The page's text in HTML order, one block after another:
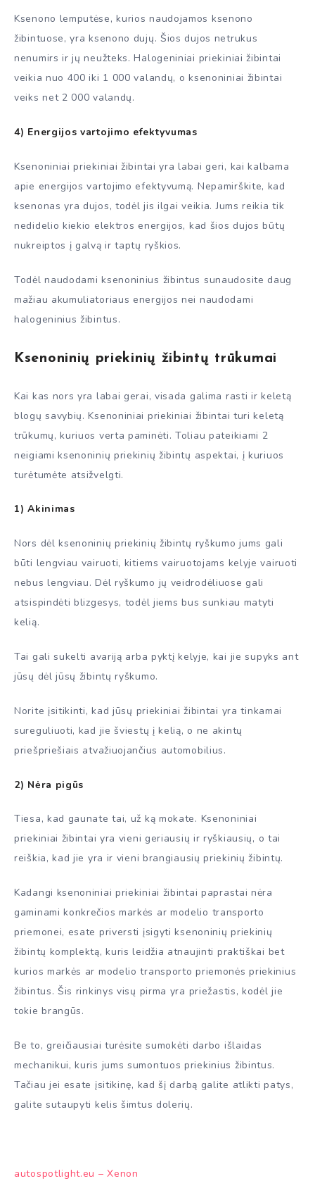
Ksenono lemputėse, kurios naudojamos ksenono
žibintuose, yra ksenono dujų. Šios dujos netrukus
nenumirs ir jų neužteks. Halogeniniai priekiniai žibintai
veikia nuo 400 iki 1 000 valandų, o ksenoniniai žibintai
veiks net 2 000 valandų.
4) Energijos vartojimo efektyvumas
Ksenoniniai priekiniai žibintai yra labai geri, kai kalbama
apie energijos vartojimo efektyvumą. Nepamirškite, kad
ksenonas yra dujos, todėl jis ilgai veikia. Jums reikia tik
nedidelio kiekio elektros energijos, kad šios dujos būtų
nukreiptos į galvą ir taptų ryškios.
Todėl naudodami ksenoninius žibintus sunaudosite daug
mažiau akumuliatoriaus energijos nei naudodami
halogeninius žibintus.
Ksenoninių priekinių žibintų trūkumai
Kai kas nors yra labai gerai, visada galima rasti ir keletą
blogų savybių. Ksenoniniai priekiniai žibintai turi keletą
trūkumų, kuriuos verta paminėti. Toliau pateikiami 2
neigiami ksenoninių priekinių žibintų aspektai, į kuriuos
turėtumėte atsižvelgti.
1) Akinimas
Nors dėl ksenoninių priekinių žibintų ryškumo jums gali
būti lengviau vairuoti, kitiems vairuotojams kelyje vairuoti
nebus lengviau. Dėl ryškumo jų veidrodėliuose gali
atsispindėti blizgesys, todėl jiems bus sunkiau matyti
kelią.
Tai gali sukelti avariją arba pyktį kelyje, kai jie supyks ant
jūsų dėl jūsų žibintų ryškumo.
Norite įsitikinti, kad jūsų priekiniai žibintai yra tinkamai
sureguliuoti, kad jie šviestų į kelią, o ne akintų
priešpriešiais atvažiuojančius automobilius.
2) Nėra pigūs
Tiesa, kad gaunate tai, už ką mokate. Ksenoniniai
priekiniai žibintai yra vieni geriausių ir ryškiausių, o tai
reiškia, kad jie yra ir vieni brangiausių priekinių žibintų.
Kadangi ksenoniniai priekiniai žibintai paprastai nėra
gaminami konkrečios markės ar modelio transporto
priemonei, esate priversti įsigyti ksenoninių priekinių
žibintų komplektą, kuris leidžia atnaujinti praktiškai bet
kurios markės ar modelio transporto priemonės priekinius
žibintus. Šis rinkinys visų pirma yra priežastis, kodėl jie
tokie brangūs.
Be to, greičiausiai turėsite sumokėti darbo išlaidas
mechanikui, kuris jums sumontuos priekinius žibintus.
Tačiau jei esate įsitikinę, kad šį darbą galite atlikti patys,
galite sutaupyti kelis šimtus dolerių.
autospotlight.eu – Xenon